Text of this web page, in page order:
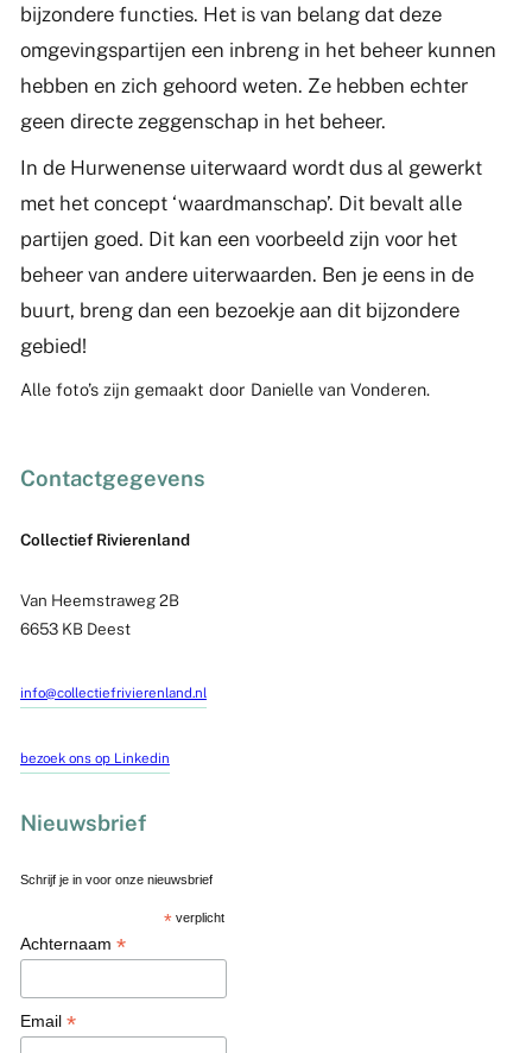
bijzondere functies. Het is van belang dat deze
omgevingspartijen een inbreng in het beheer kunnen
hebben en zich gehoord weten. Ze hebben echter
geen directe zeggenschap in het beheer.
In de Hurwenense uiterwaard wordt dus al gewerkt
met het concept ‘waardmanschap’. Dit bevalt alle
partijen goed. Dit kan een voorbeeld zijn voor het
beheer van andere uiterwaarden. Ben je eens in de
buurt, breng dan een bezoekje aan dit bijzondere
gebied!
Alle foto’s zijn gemaakt door Danielle van Vonderen.
Contactgegevens
Collectief Rivierenland
Van Heemstraweg 2B
6653 KB Deest
info@collectiefrivierenland.nl
bezoek ons op Linkedin
Nieuwsbrief
Schrijf je in voor onze nieuwsbrief
*verplicht
Achternaam *
Email *